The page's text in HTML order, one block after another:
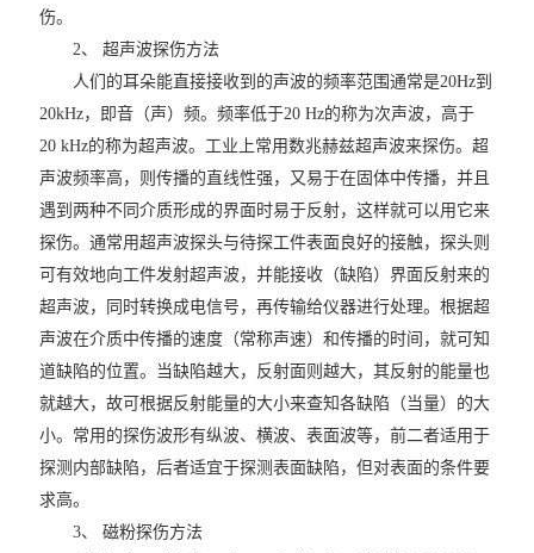
伤。
2、 超声波探伤方法
人们的耳朵能直接接收到的声波的频率范围通常是20Hz到
20kHz，即音（声）频。频率低于20 Hz的称为次声波，高于
20 kHz的称为超声波。工业上常用数兆赫兹超声波来探伤。超
声波频率高，则传播的直线性强，又易于在固体中传播，并且
遇到两种不同介质形成的界面时易于反射，这样就可以用它来
探伤。通常用超声波探头与待探工件表面良好的接触，探头则
可有效地向工件发射超声波，并能接收（缺陷）界面反射来的
超声波，同时转换成电信号，再传输给仪器进行处理。根据超
声波在介质中传播的速度（常称声速）和传播的时间，就可知
道缺陷的位置。当缺陷越大，反射面则越大，其反射的能量也
就越大，故可根据反射能量的大小来查知各缺陷（当量）的大
小。常用的探伤波形有纵波、横波、表面波等，前二者适用于
探测内部缺陷，后者适宜于探测表面缺陷，但对表面的条件要
求高。
3、 磁粉探伤方法